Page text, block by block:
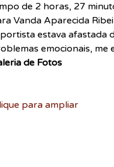
de 2 horas, 27
Vanda Aparecida
estava afastada
emocionais, me
de Fotos
para ampliar